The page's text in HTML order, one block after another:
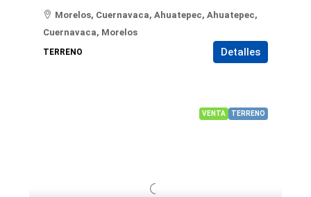
Morelos, Cuernavaca, Ahuatepec, Ahuatepec,
Cuernavaca, Morelos
TERRENO Detalles
VENTA TERRENO